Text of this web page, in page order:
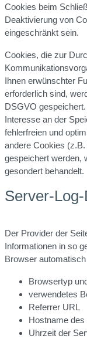
Cookies beim
Deaktivierung von
eingeschränkt sein.
Cookies, die zur
Ihnen erwünschter
erforderlich sind,
DSGVO
Interesse an der
fehlerfreien und
andere Cookies
gespeichert werden,
gesondert behandelt.
Server-
Der Provider der
Informationen in so
Browser
Browsertyp
verwendetes
Referrer URL
Hostname
Uhrzeit der